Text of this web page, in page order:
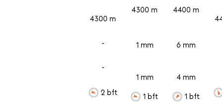
4300 m
-
-
2 bft
4300 m
1 mm
1 mm
1 bft
4400 m
6 mm
4 mm
1 bft